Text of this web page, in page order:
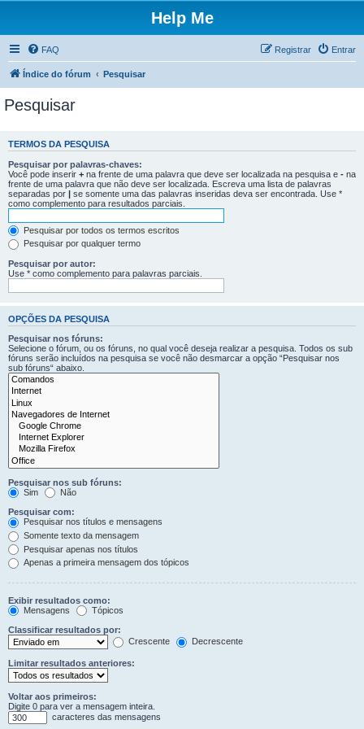
Help Me
FAQ Entrar
Registrar
Índice do fórum Pesquisar
Pesquisar
TERMOS DA PESQUISA
Pesquisar por palavras-chaves:
Você pode inserir + na frente de uma palavra que deve ser localizada na pesquisa e - na
frente de uma palavra que não deve ser localizada. Escreva uma lista de palavras
separadas por | se somente uma das palavras inseridas deva ser encontrada. Use *
como complemento para resultados parciais.
Pesquisar por todos os termos escritos
Pesquisar por qualquer termo
Pesquisar por autor:
Use * como complemento para palavras parciais.
OPÇÕES DA PESQUISA
Pesquisar nos fóruns:
Selecione o fórum, ou os fóruns, no qual você deseja realizar a pesquisa. Todos os sub
fóruns serão incluídos na pesquisa se você não desmarcar a opção “Pesquisar nos
sub fóruns“ abaixo.
Pesquisar nos sub fóruns:
Sim
Não
Pesquisar com:
Pesquisar nos títulos e mensagens
Somente texto da mensagem
Pesquisar apenas nos títulos
Apenas a primeira mensagem dos tópicos
Exibir resultados como:
Mensagens
Tópicos
Classificar resultados por:
Crescente
Decrescente
Limitar resultados anteriores:
Voltar aos primeiros:
Digite 0 para ver a mensagem inteira.
caracteres das mensagens